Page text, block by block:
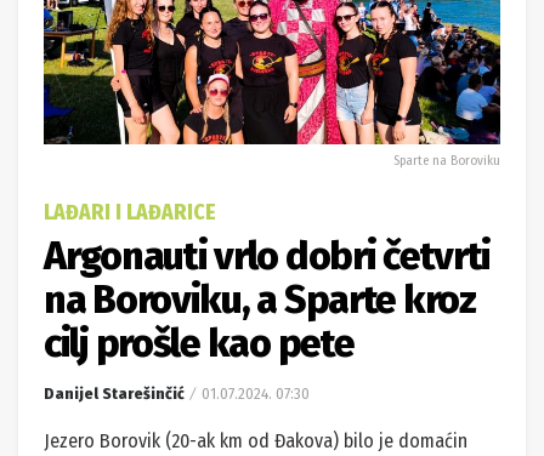
Sparte na Boroviku
LAĐARI I LAĐARICE
Argonauti vrlo dobri četvrti
na Boroviku, a Sparte kroz
cilj prošle kao pete
Danijel Starešinčić 01.07.2024. 07:30
Jezero Borovik (20-ak km od Đakova) bilo je domaćin